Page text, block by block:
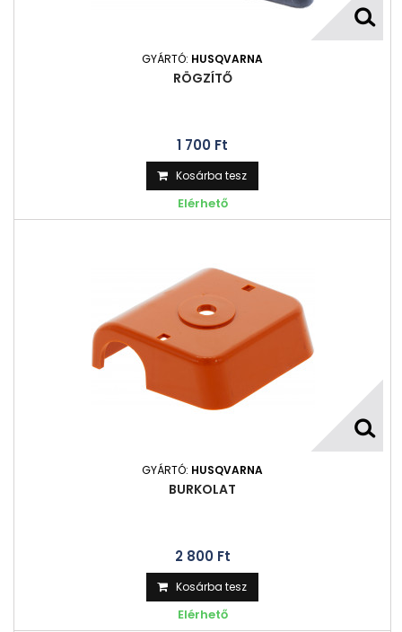
GYÁRTÓ: HUSQVARNA
RÖGZÍTŐ
1 700 Ft‎
Kosárba tesz
Elérhető
GYÁRTÓ: HUSQVARNA
BURKOLAT
2 800 Ft‎
Kosárba tesz
Elérhető